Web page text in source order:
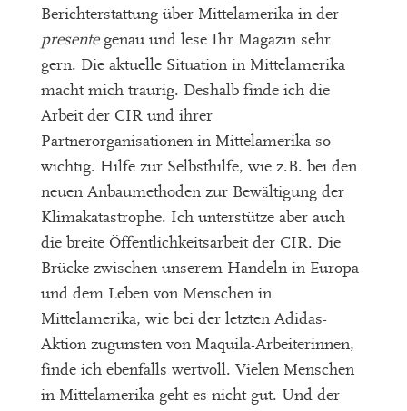
Berichterstattung über Mittelamerika in der
presentegenau und lese Ihr Magazin sehr
gern. Die aktuelle Situation in Mittelamerika
macht mich traurig. Deshalb finde ich die
Arbeit der CIR und ihrer
Partnerorganisationen in Mittelamerika so
wichtig. Hilfe zur Selbsthilfe, wie z.B. bei den
neuen Anbaumethoden zur Bewältigung der
Klimakatastrophe. Ich unterstütze aber auch
die breite Öffentlichkeitsarbeit der CIR. Die
Brücke zwischen unserem Handeln in Europa
und dem Leben von Menschen in
Mittelamerika, wie bei der letzten Adidas-
Aktion zugunsten von Maquila-Arbeiterinnen,
finde ich ebenfalls wertvoll. Vielen Menschen
in Mittelamerika geht es nicht gut. Und der